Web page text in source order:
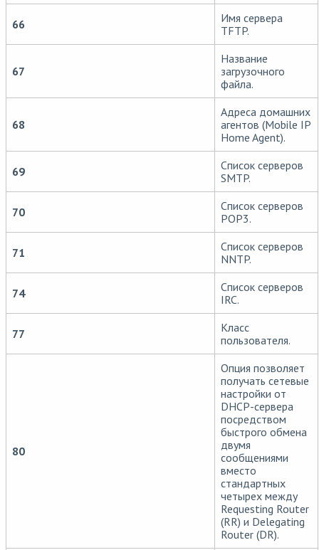
66
Имя сервера
TFTP.
67
Название
загрузочного
файла.
68
Адреса домашних
агентов (Mobile IP
Home Agent).
69
Список серверов
SMTP.
70
Список серверов
POP3.
71
Список серверов
NNTP.
74
Список серверов
IRC.
77
Класс
пользователя.
80
Опция позволяет
получать сетевые
настройки от
DHCP-сервера
посредством
быстрого обмена
двумя
сообщениями
вместо
стандартных
четырех между
Requesting Router
(RR) и Delegating
Router (DR).